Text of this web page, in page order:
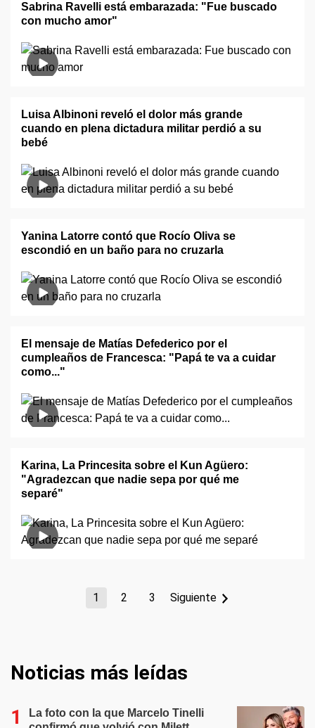
Sabrina Ravelli está embarazada: "Fue buscado
con mucho amor"
Luisa Albinoni reveló el dolor más grande
cuando en plena dictadura militar perdió a su
bebé
Yanina Latorre contó que Rocío Oliva se
escondió en un baño para no cruzarla
El mensaje de Matías Defederico por el
cumpleaños de Francesca: "Papá te va a cuidar
como..."
Karina, La Princesita sobre el Kun Agüero:
"Agradezcan que nadie sepa por qué me
separé"
1 2 3 Siguiente
Noticias más leídas
La foto con la que Marcelo Tinelli